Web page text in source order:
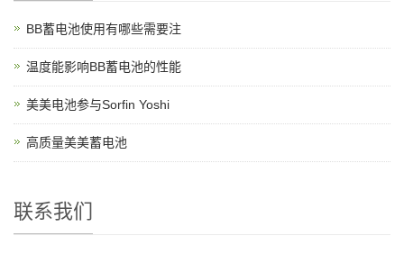
BB蓄电池使用有哪些需要注
温度能影响BB蓄电池的性能
美美电池参与Sorfin Yoshi
高质量美美蓄电池
联系我们